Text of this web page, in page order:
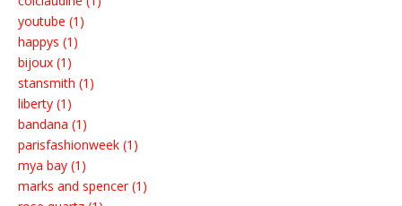
youtube (1)
happys (1)
bijoux (1)
stansmith (1)
liberty (1)
bandana (1)
parisfashionweek (1)
mya bay (1)
marks and spencer (1)